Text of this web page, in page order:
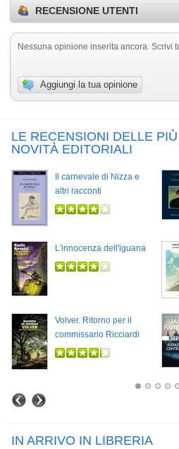
RECENSIONE UTENTI
Nessuna opinione inserita ancora. Scrivi
Aggiungi la tua opinione
LE RECENSIONI DELLE
NOVITÀ EDITORIALI
Il carnevale di Nizza e
altri racconti
L'innocenza dell'iguana
Volver. Ritorno per il
commissario Ricciardi
IN ARRIVO IN LIBRERIA